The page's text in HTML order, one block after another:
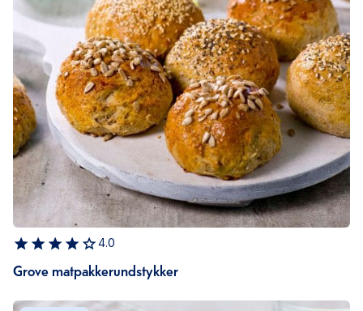
4.0
Grove matpakkerundstykker